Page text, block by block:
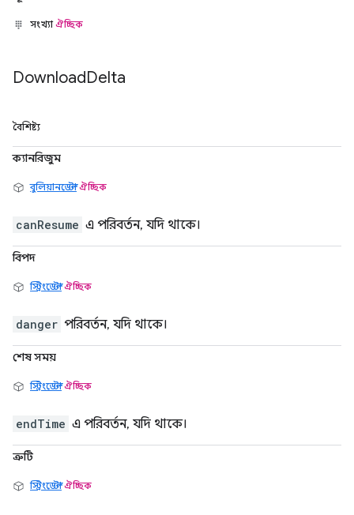
সংখ্যাঐচ্ছিক
DownloadDelta
বৈশিষ্ট্য
ক্যানরিজুম
বুলিয়ানডেল্টা ঐচ্ছিক
canResume এ পরিবর্তন, যদি থাকে।
বিপদ
স্ট্রিংডেল্টা ঐচ্ছিক
danger পরিবর্তন, যদি থাকে।
শেষ সময়
স্ট্রিংডেল্টা ঐচ্ছিক
endTime এ পরিবর্তন, যদি থাকে।
ত্রুটি
স্ট্রিংডেল্টা ঐচ্ছিক